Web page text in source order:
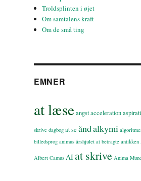
Troldsplinten i øjet
Om samtalens kraft
Om de små ting
EMNER
at læseangstacceleration
skrive dagbog at se åndalkymi
billedsprog animus årshjulet at betragte antikken
Albert Camus AIat skrive Anima